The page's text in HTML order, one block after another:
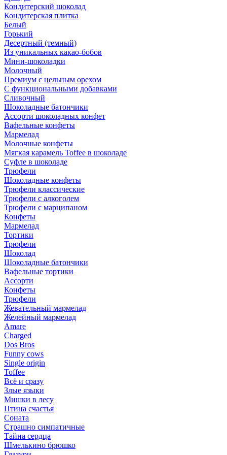
Кондитерский шоколад
Кондитерская плитка
Белый
Горький
Десертный (темный)
Из уникальных какао-бобов
Мини-шоколадки
Молочный
Премиум с цельным орехом
С функциональными добавками
Сливочный
Шоколадные батончики
Ассорти шоколадных конфет
Вафельные конфеты
Мармелад
Молочные конфеты
Мягкая карамель Toffee в шоколаде
Суфле в шоколаде
Трюфели
Шоколадные конфеты
Трюфели классические
Трюфели с алкоголем
Трюфели с марципаном
Конфеты
Мармелад
Тортики
Трюфели
Шоколад
Шоколадные батончики
Вафельные тортики
Ассорти
Конфеты
Трюфели
Жевательный мармелад
Желейный мармелад
Amare
Charged
Dos Bros
Funny cows
Single origin
Toffee
Всё и сразу
Злые языки
Мишки в лесу
Птица счастья
Соната
Страшно симпатичные
Тайна сердца
Шмелькино брюшко